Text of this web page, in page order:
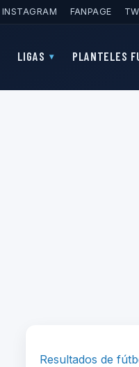
INSTAGRAM FANPAGE
LIGAS PLANTELES
Resultados de